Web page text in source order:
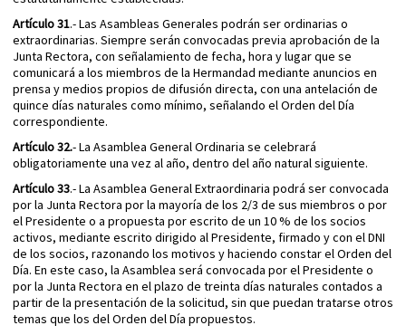
Artículo 31.- Las Asambleas Generales podrán ser ordinarias o
extraordinarias. Siempre serán convocadas previa aprobación de la
Junta Rectora, con señalamiento de fecha, hora y lugar que se
comunicará a los miembros de la Hermandad mediante anuncios en
prensa y medios propios de difusión directa, con una antelación de
quince días naturales como mínimo, señalando el Orden del Día
correspondiente.
Artículo 32.- La Asamblea General Ordinaria se celebrará
obligatoriamente una vez al año, dentro del año natural siguiente.
Artículo 33.- La Asamblea General Extraordinaria podrá ser convocada
por la Junta Rectora por la mayoría de los 2/3 de sus miembros o por
el Presidente o a propuesta por escrito de un 10 % de los socios
activos, mediante escrito dirigido al Presidente, firmado y con el DNI
de los socios, razonando los motivos y haciendo constar el Orden del
Día. En este caso, la Asamblea será convocada por el Presidente o
por la Junta Rectora en el plazo de treinta días naturales contados a
partir de la presentación de la solicitud, sin que puedan tratarse otros
temas que los del Orden del Día propuestos.